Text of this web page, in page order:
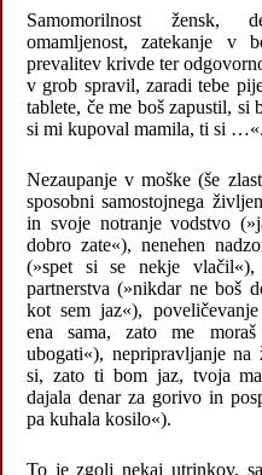
Samomorilnost žensk,
omamljenost, zatekanje v
prevalitev krivde ter
v grob spravil, zaradi tebe
tablete, če me boš zapustil, si
si mi kupoval mamila, ti si …«.
Nezaupanje v moške (še
sposobni samostojnega
in svoje notranje vodstvo
dobro zate«), nenehen
(»spet si se nekje vlačil«),
partnerstva (»nikdar ne boš
kot sem jaz«),
ena sama, zato me
ubogati«), nepripravljanje
si, zato ti bom jaz, tvoja
dajala denar za gorivo in
pa kuhala kosilo«).
To je zgolj nekaj utrinkov,